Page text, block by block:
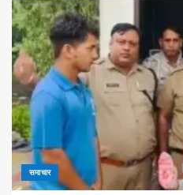
समाचार